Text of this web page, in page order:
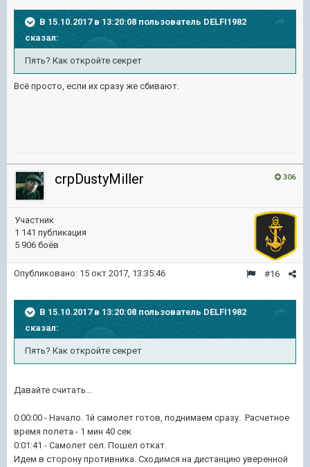
В 15.10.2017 в 13:20:08 пользователь DELFI1982
сказал:
Пять? Как откройте секрет
Всё просто, если их сразу же сбивают.
306
crpDustyMiller
Участник
1 141 публикация
5 906 боёв
#16
Опубликовано: 15 окт 2017, 13:35:46
В 15.10.2017 в 13:20:08 пользователь DELFI1982
сказал:
Пять? Как откройте секрет
Давайте считать...
0:00:00 - Начало. 1й самолет готов, поднимаем сразу. Расчетное
время полета - 1 мин 40 сек
0:01:41 - Самолет сел. Пошел откат.
Идем в сторону противника. Сходимся на дистанцию уверенной